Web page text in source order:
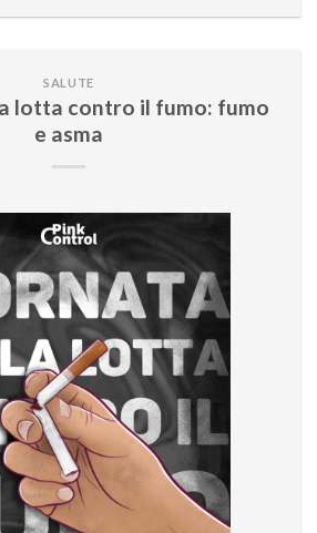
SALUTE
lotta contro il fumo: fumo
e asma